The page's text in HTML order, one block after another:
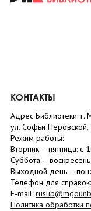
КОНТАКТЫ
Адрес Библиотеки: г.
ул. Софьи
Режим работы:
Вторник – пятница: с
Суббота – в
Выходной день –
Телефон для справок:
E-mail:
Политика обработки